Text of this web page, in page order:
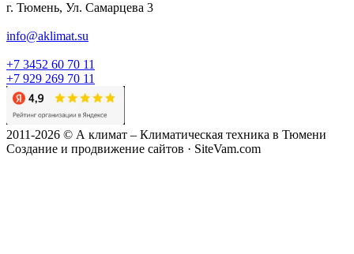
г. Тюмень, Ул. Самарцева 3
info@aklimat.su
+7 3452 60 70 11
+7 929 269 70 11
2011-2026 © А климат – Климатическая техника в Тюмени
Создание и продвижение сайтов · SiteVam.com